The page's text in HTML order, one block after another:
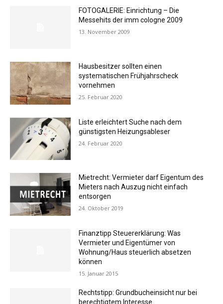
FOTOGALERIE: Einrichtung – Die
Messehits der imm cologne 2009
13. November 2009
Hausbesitzer sollten einen
systematischen Frühjahrscheck
vornehmen
25. Februar 2020
Liste erleichtert Suche nach dem
günstigsten Heizungsableser
24. Februar 2020
Mietrecht: Vermieter darf Eigentum des
Mieters nach Auszug nicht einfach
entsorgen
24. Oktober 2019
Finanztipp Steuererklärung: Was
Vermieter und Eigentümer von
Wohnung/Haus steuerlich absetzen
können
15. Januar 2015
Rechtstipp: Grundbucheinsicht nur bei
berechtigtem Interesse